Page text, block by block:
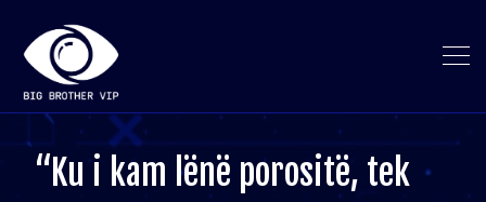
“Ku i kam lënë porositë, tek